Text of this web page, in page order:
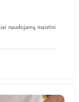
naudojamų maistini